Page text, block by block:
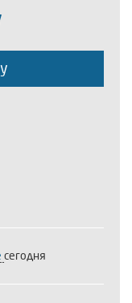
сегодня